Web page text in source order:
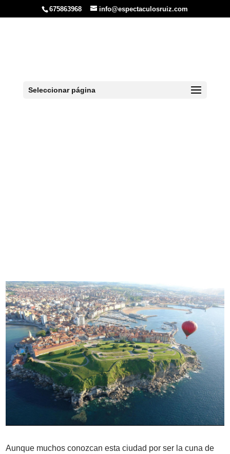
675863968 info@espectaculosruiz.com
Seleccionar páginahistoria
Aunque muchos conozcan esta ciudad por ser la cuna de